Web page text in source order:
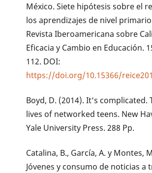
México. Siete hipótesis sobre el
los aprendizajes de nivel primario.
Revista Iberoamericana sobre
Eficacia y Cambio en Educación.
112. DOI:
https://doi.org/10.15366/
Boyd, D. (2014). It’s complicated.
lives of networked teens. New
Yale University Press. 288 Pp.
Catalina, B., García, A. y Montes,
Jóvenes y consumo de noticias a